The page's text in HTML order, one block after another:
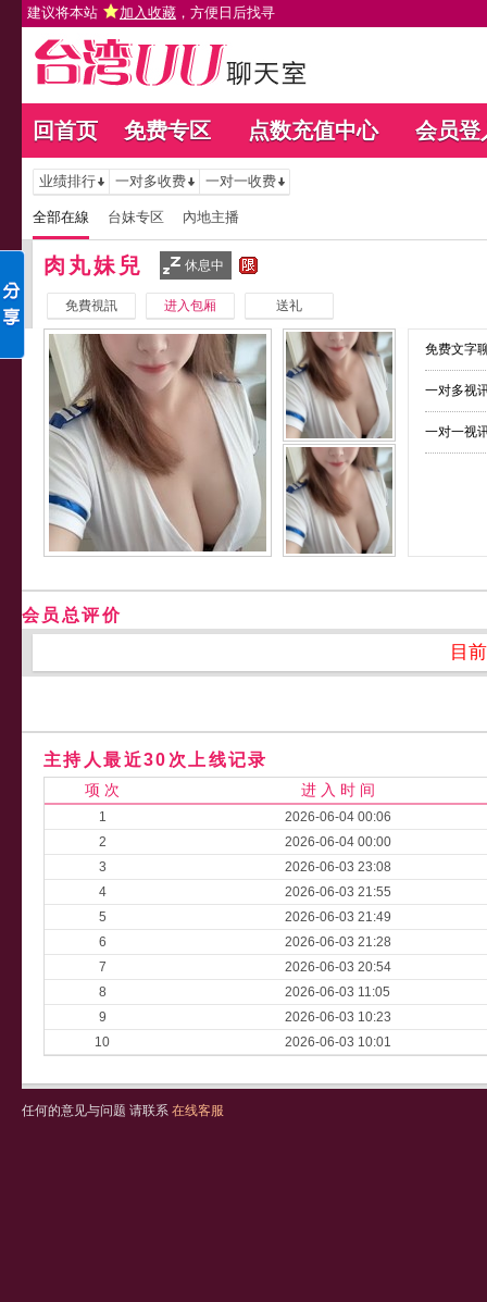
建议将本站 加入收藏 ，方便日后找寻
回首页 免费专区 点数充值中心 会员登
业绩排行 一对多收费 一对一收费
全部在線 台妹专区 內地主播
肉丸妹兒 休息中
免費視訊 进入包厢 送礼
免费文字
一对多视
一对一视
会员总评价
目
主持人最近30次上线记录
项 次 进 入 时 间
1
2026-06-04 00:06
2
2026-06-04 00:00
3
2026-06-03 23:08
4
2026-06-03 21:55
5
2026-06-03 21:49
6
2026-06-03 21:28
7
2026-06-03 20:54
8
2026-06-03 11:05
9
2026-06-03 10:23
10
2026-06-03 10:01
任何的意见与问题 请联系 在线客服